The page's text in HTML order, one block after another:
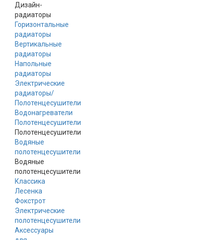
Дизайн-
радиаторы
Горизонтальные
радиаторы
Вертикальные
радиаторы
Напольные
радиаторы
Электрические
радиаторы/
Полотенцесушители
Водонагреватели
Полотенцесушители
Полотенцесушители
Водяные
полотенцесушители
Водяные
полотенцесушители
Классика
Лесенка
Фокстрот
Электрические
полотенцесушители
Аксессуары